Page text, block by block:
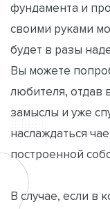
фундамента и
своими руками
будет в разы
Вы можете
любителя, отдав
замыслы и уже
наслаждаться
построенной
В случае, если в